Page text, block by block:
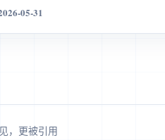
05-31
，更被引用